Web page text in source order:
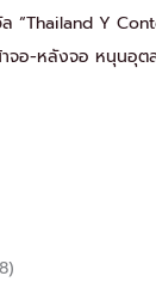
ล “Thailand Y
จอ-หลังจอ หนุนอุต